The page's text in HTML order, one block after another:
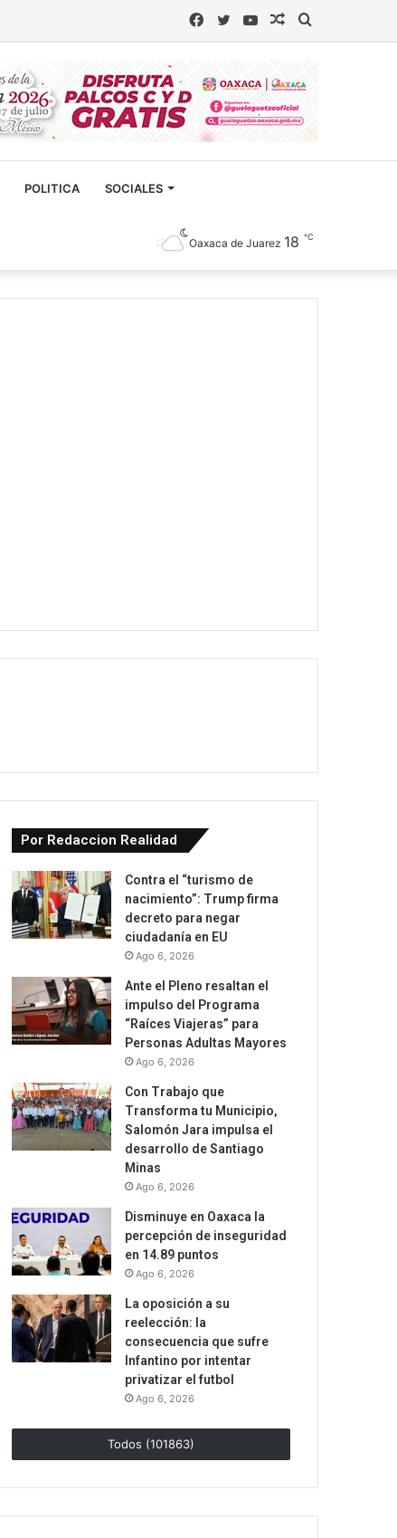
Buscar
Artículo
YouTube
Twitter
Facebook
POLITICA SOCIALES
Oaxaca de Juarez 18 ℃
Por Redaccion Realidad
Contra el “turismo de
nacimiento”: Trump firma
decreto para negar
ciudadanía en EU
Ago 6, 2026
Ante el Pleno resaltan el
impulso del Programa
“Raíces Viajeras” para
Personas Adultas Mayores
Ago 6, 2026
Con Trabajo que
Transforma tu Municipio,
Salomón Jara impulsa el
desarrollo de Santiago
Minas
Ago 6, 2026
Disminuye en Oaxaca la
percepción de inseguridad
en 14.89 puntos
Ago 6, 2026
La oposición a su
reelección: la
consecuencia que sufre
Infantino por intentar
privatizar el futbol
Ago 6, 2026
Todos (101863)